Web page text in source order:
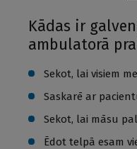
Kādas ir
ambulatorā
Sekot, lai visiem
Saskarē ar
Sekot, lai māsu
Ēdot telpā esam